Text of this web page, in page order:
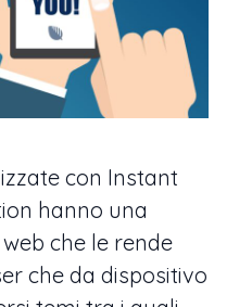
con Instant
hanno una
che le rende
che da dispositivo